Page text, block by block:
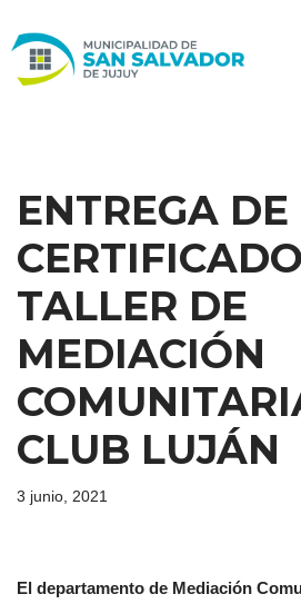
al
ENTREGA DE
TALLER DE
MEDIACIÓN
CLUB LUJÁN
3 junio, 2021
El departamento de Mediación